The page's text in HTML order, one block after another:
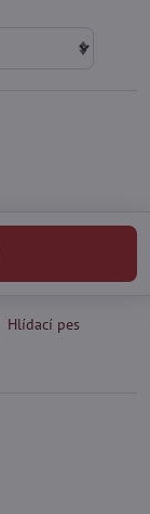
Hlídací pes